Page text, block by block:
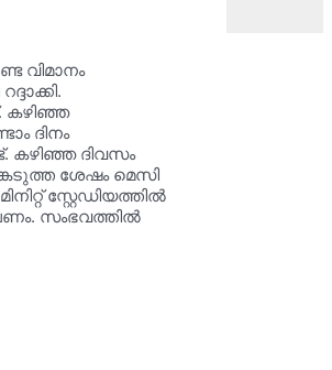
വിമാനം
കഴിഞ്ഞ
ദിനം
ദിവസം
ശേഷം മെസി
സ്റ്റേഡിയത്തിൽ
സംഭവത്തിൽ